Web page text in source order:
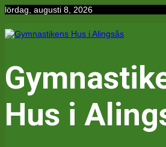
Hoppa
innehåll
lördag, augusti 8, 2026
Hus i